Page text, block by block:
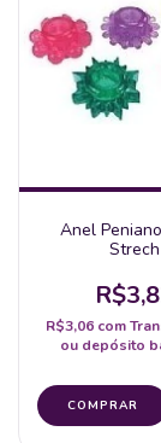
Anel
Strech
R$3,06 com
ou depósito